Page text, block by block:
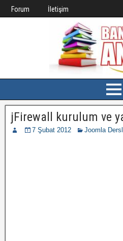
Forum İletişim
jFirewall kurulum ve
7 Şubat 2012 Joomla